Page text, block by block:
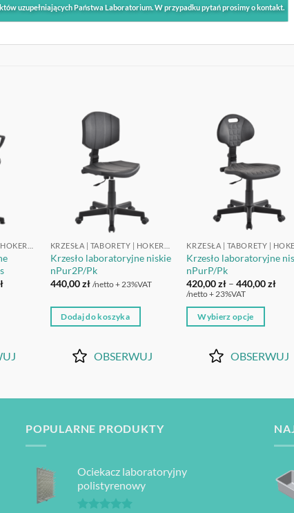
uzupełniających Państwa Laboratorium. W przypadku pytań prosimy o kontakt.
Zakres
Krzesło laboratoryjne niskie
nPur2P/Pk
440,00zł /netto + 23%VAT
Dodaj do koszyka
OBSERWUJ
Krzesło laboratoryjne
nPurP/Pk
420,00zł – 440,00zł
/netto + 23%VAT
Wybierz opcje
produkt
wariantów.
stronie
OBSERWUJ
POPULARNE PRODUKTY
Ociekacz laboratoryjny
polistyrenowy